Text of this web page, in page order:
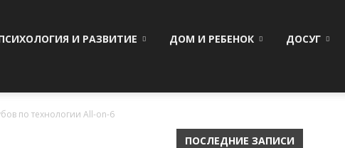
И РАЗВИТИЕ ДОМ И РЕБЕНОК ДОСУГ
по технологии All-on-6
ПОСЛЕДНИЕ ЗАПИСИ